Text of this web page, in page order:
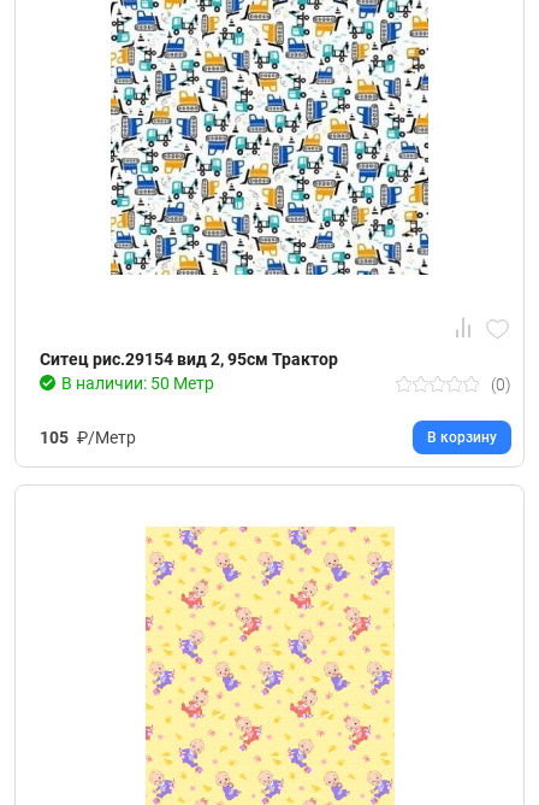
Ситец рис.29154 вид 2, 95см Трактор
В наличии: 50 Метр
(0)
105 ₽/Метр В корзину